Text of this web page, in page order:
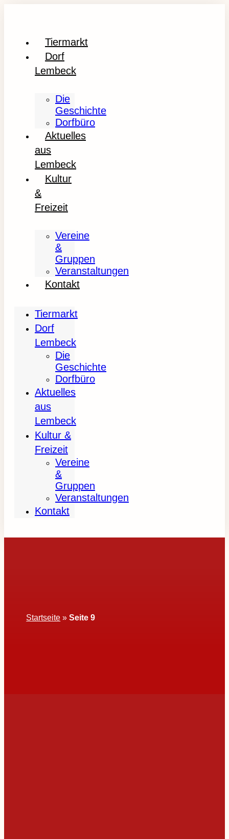
Tiermarkt
Dorf
Lembeck
Die
Geschichte
Dorfbüro
Aktuelles
aus
Lembeck
Kultur
&
Freizeit
Vereine
&
Gruppen
Veranstaltungen
Kontakt
Tiermarkt
Dorf
Lembeck
Die
Geschichte
Dorfbüro
Aktuelles
aus
Lembeck
Kultur &
Freizeit
Vereine
&
Gruppen
Veranstaltungen
Kontakt
Startseite »Seite 9